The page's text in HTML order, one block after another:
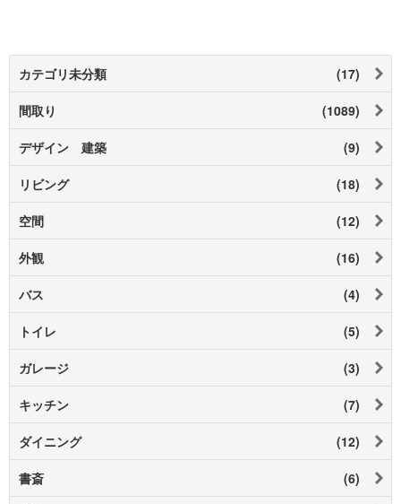
カテゴリ未分類 (17)
間取り (1089)
デザイン 建築 (9)
リビング (18)
空間 (12)
外観 (16)
バス (4)
トイレ (5)
ガレージ (3)
キッチン (7)
ダイニング (12)
書斎 (6)